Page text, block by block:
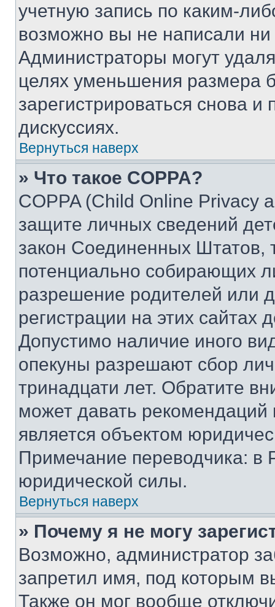
учетную запись по каким-
возможно вы не написали
Администраторы могут
целях уменьшения размера
зарегистрироваться снова и
дискуссиях.
Вернуться наверх
» Что такое COPPA?
COPPA (Child Online Privacy
защите личных сведений
закон Соединенных Штатов,
потенциально собирающих
разрешение родителей или
регистрации на этих сайтах
Допустимо наличие иного
опекуны разрешают сбор
тринадцати лет. Обратите
может давать
является объектом
Примечание переводчика: в
юридической силы.
Вернуться наверх
» Почему я не могу
Возможно, администратор
запретил имя, под которым
Также он мог вообще